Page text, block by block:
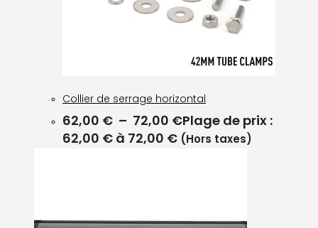
Collier de serrage horizontal
62,00 € – 72,00 €Plage de prix :
62,00 € à 72,00 € (Hors taxes)